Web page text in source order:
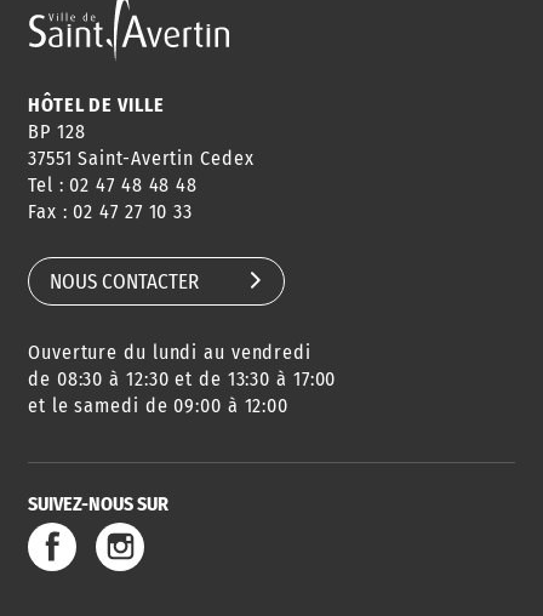
HÔTEL DE VILLE
BP 128
37551 Saint-Avertin Cedex
Tel : 02 47 48 48 48
Fax : 02 47 27 10 33
NOUS CONTACTER
Ouverture du lundi au vendredi
de 08:30 à 12:30 et de 13:30 à 17:00
et le samedi de 09:00 à 12:00
SUIVEZ-NOUS SUR